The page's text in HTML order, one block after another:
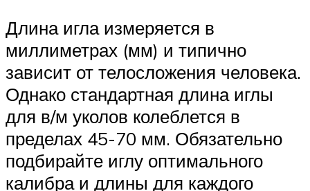
Длина игла измеряется в
миллиметрах (мм) и типично
зависит от телосложения человека.
Однако стандартная длина иглы
для в/м уколов колеблется в
пределах 45-70 мм. Обязательно
подбирайте иглу оптимального
калибра и длины для каждого